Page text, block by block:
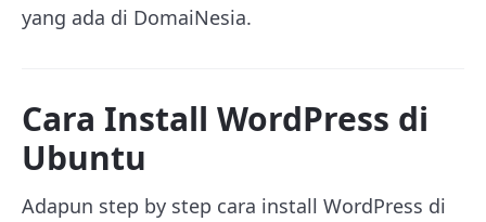
yang ada di DomaiNesia.
Cara Install WordPress di
Ubuntu
Adapun step by step cara install WordPress di